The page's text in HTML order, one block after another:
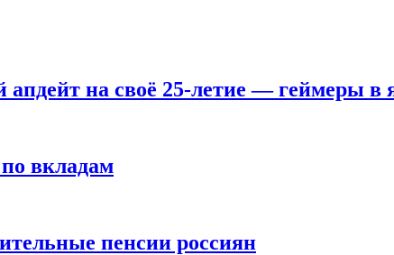
на своё 25-летие — геймеры в
вкладам
пенсии россиян